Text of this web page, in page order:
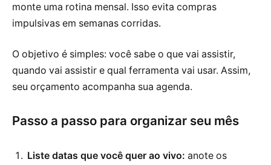
monte uma rotina mensal. Isso evita compras
impulsivas em semanas corridas.
O objetivo é simples: você sabe o que vai assistir,
quando vai assistir e qual ferramenta vai usar. Assim,
seu orçamento acompanha sua agenda.
Passo a passo para organizar seu mês
Liste datas que você quer ao vivo: anote os